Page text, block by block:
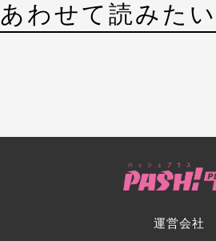
あわせて読みたい
運営会社